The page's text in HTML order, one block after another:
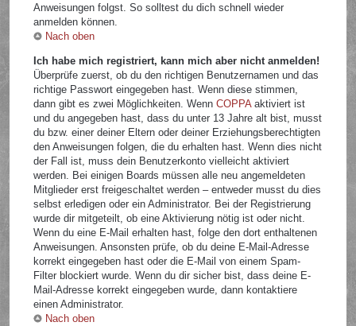
Anweisungen folgst. So solltest du dich schnell wieder
anmelden können.
Nach oben
Ich habe mich registriert, kann mich aber nicht anmelden!
Überprüfe zuerst, ob du den richtigen Benutzernamen und das
richtige Passwort eingegeben hast. Wenn diese stimmen,
dann gibt es zwei Möglichkeiten. WennCOPPAaktiviert ist
und du angegeben hast, dass du unter 13 Jahre alt bist, musst
du bzw. einer deiner Eltern oder deiner Erziehungsberechtigten
den Anweisungen folgen, die du erhalten hast. Wenn dies nicht
der Fall ist, muss dein Benutzerkonto vielleicht aktiviert
werden. Bei einigen Boards müssen alle neu angemeldeten
Mitglieder erst freigeschaltet werden – entweder musst du dies
selbst erledigen oder ein Administrator. Bei der Registrierung
wurde dir mitgeteilt, ob eine Aktivierung nötig ist oder nicht.
Wenn du eine E-Mail erhalten hast, folge den dort enthaltenen
Anweisungen. Ansonsten prüfe, ob du deine E-Mail-Adresse
korrekt eingegeben hast oder die E-Mail von einem Spam-
Filter blockiert wurde. Wenn du dir sicher bist, dass deine E-
Mail-Adresse korrekt eingegeben wurde, dann kontaktiere
einen Administrator.
Nach oben